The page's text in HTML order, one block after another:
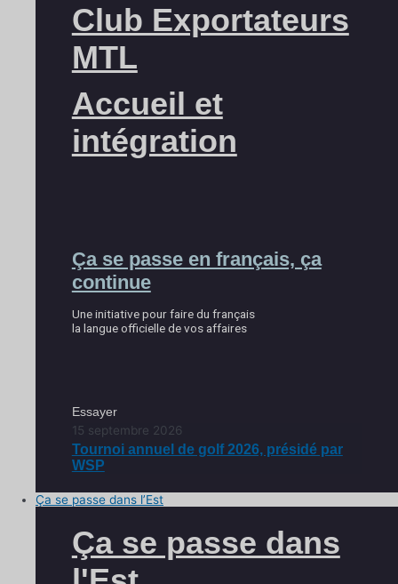
Club Exportateurs
MTL
Accueil et
intégration
Ça se passe en français, ça
continue
Une initiative pour faire du français
la langue officielle de vos affaires
Essayer
15 septembre 2026
Tournoi annuel de golf 2026, présidé par
WSP
Ça se passe dans l’Est
Ça se passe dans